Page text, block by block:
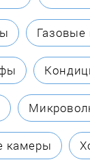
Bompani
BORA
Bosch
Brandt
камеры